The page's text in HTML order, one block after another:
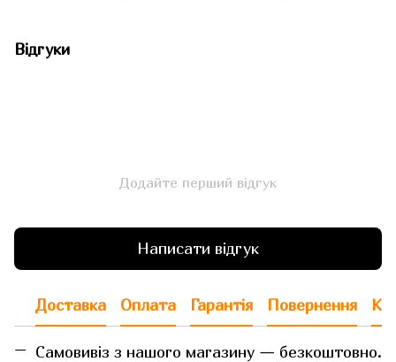
Відгуки
Додайте перший відгук
Написати відгук
Доставка Оплата Гарантія Повернення
Самовивіз з нашого магазину — безкоштовно.